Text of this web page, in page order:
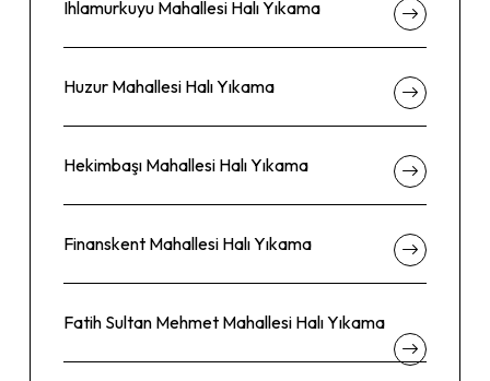
Ihlamurkuyu Mahallesi Halı Yıkama
Huzur Mahallesi Halı Yıkama
Hekimbaşı Mahallesi Halı Yıkama
Finanskent Mahallesi Halı Yıkama
Fatih Sultan Mehmet Mahallesi Halı Yıkama